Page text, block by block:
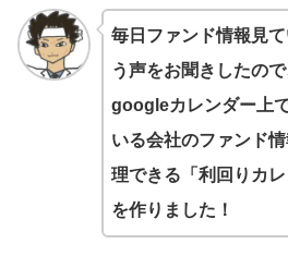
毎日ファンド情報見
う声をお聞きしたので
googleカレンダー上
いる会社のファンド
理できる「利回りカ
を作りました！